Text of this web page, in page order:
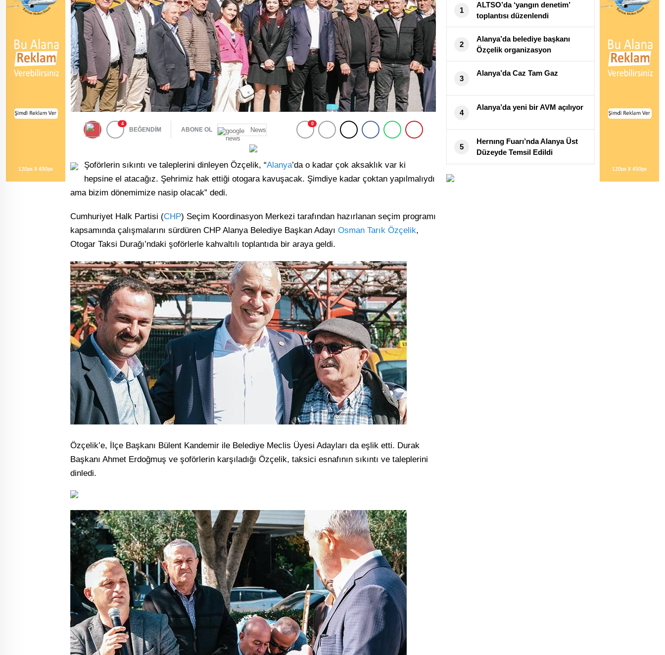
4
BEĞENDİM ABONE OL News
0
Şoförlerin sıkıntı ve taleplerini dinleyen Özçelik, “Alanya’da o kadar çok aksaklık var ki
hepsine el atacağız. Şehrimiz hak ettiği otogara kavuşacak. Şimdiye kadar çoktan yapılmalıydı
ama bizim dönemimize nasip olacak” dedi.
Cumhuriyet Halk Partisi (CHP) Seçim Koordinasyon Merkezi tarafından hazırlanan seçim programı
kapsamında çalışmalarını sürdüren CHP Alanya Belediye Başkan Adayı Osman Tarık Özçelik,
Otogar Taksi Durağı’ndaki şoförlerle kahvaltılı toplantıda bir araya geldi.
Özçelik’e, İlçe Başkanı Bülent Kandemir ile Belediye Meclis Üyesi Adayları da eşlik etti. Durak
Başkanı Ahmet Erdoğmuş ve şoförlerin karşıladığı Özçelik, taksici esnafının sıkıntı ve taleplerini
dinledi.
1
ALTSO’da ‘yangın denetim’
toplantısı düzenlendi
2
Alanya’da belediye başkanı
Özçelik organizasyon
düğmesine bastı
3
Alanya’da Caz Tam Gaz
4
Alanya’da yeni bir AVM açılıyor
5
Hernıng Fuarı’nda Alanya Üst
Düzeyde Temsil Edildi